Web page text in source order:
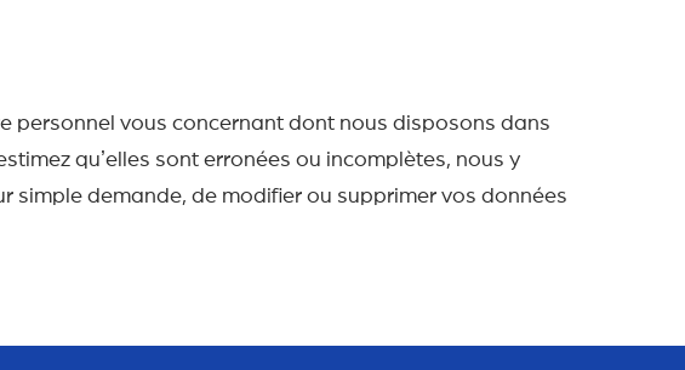
personnel vous concernant dont nous disposons dans
quʼelles sont erronées ou incomplètes, nous y
demande, de modifier ou supprimer vos données